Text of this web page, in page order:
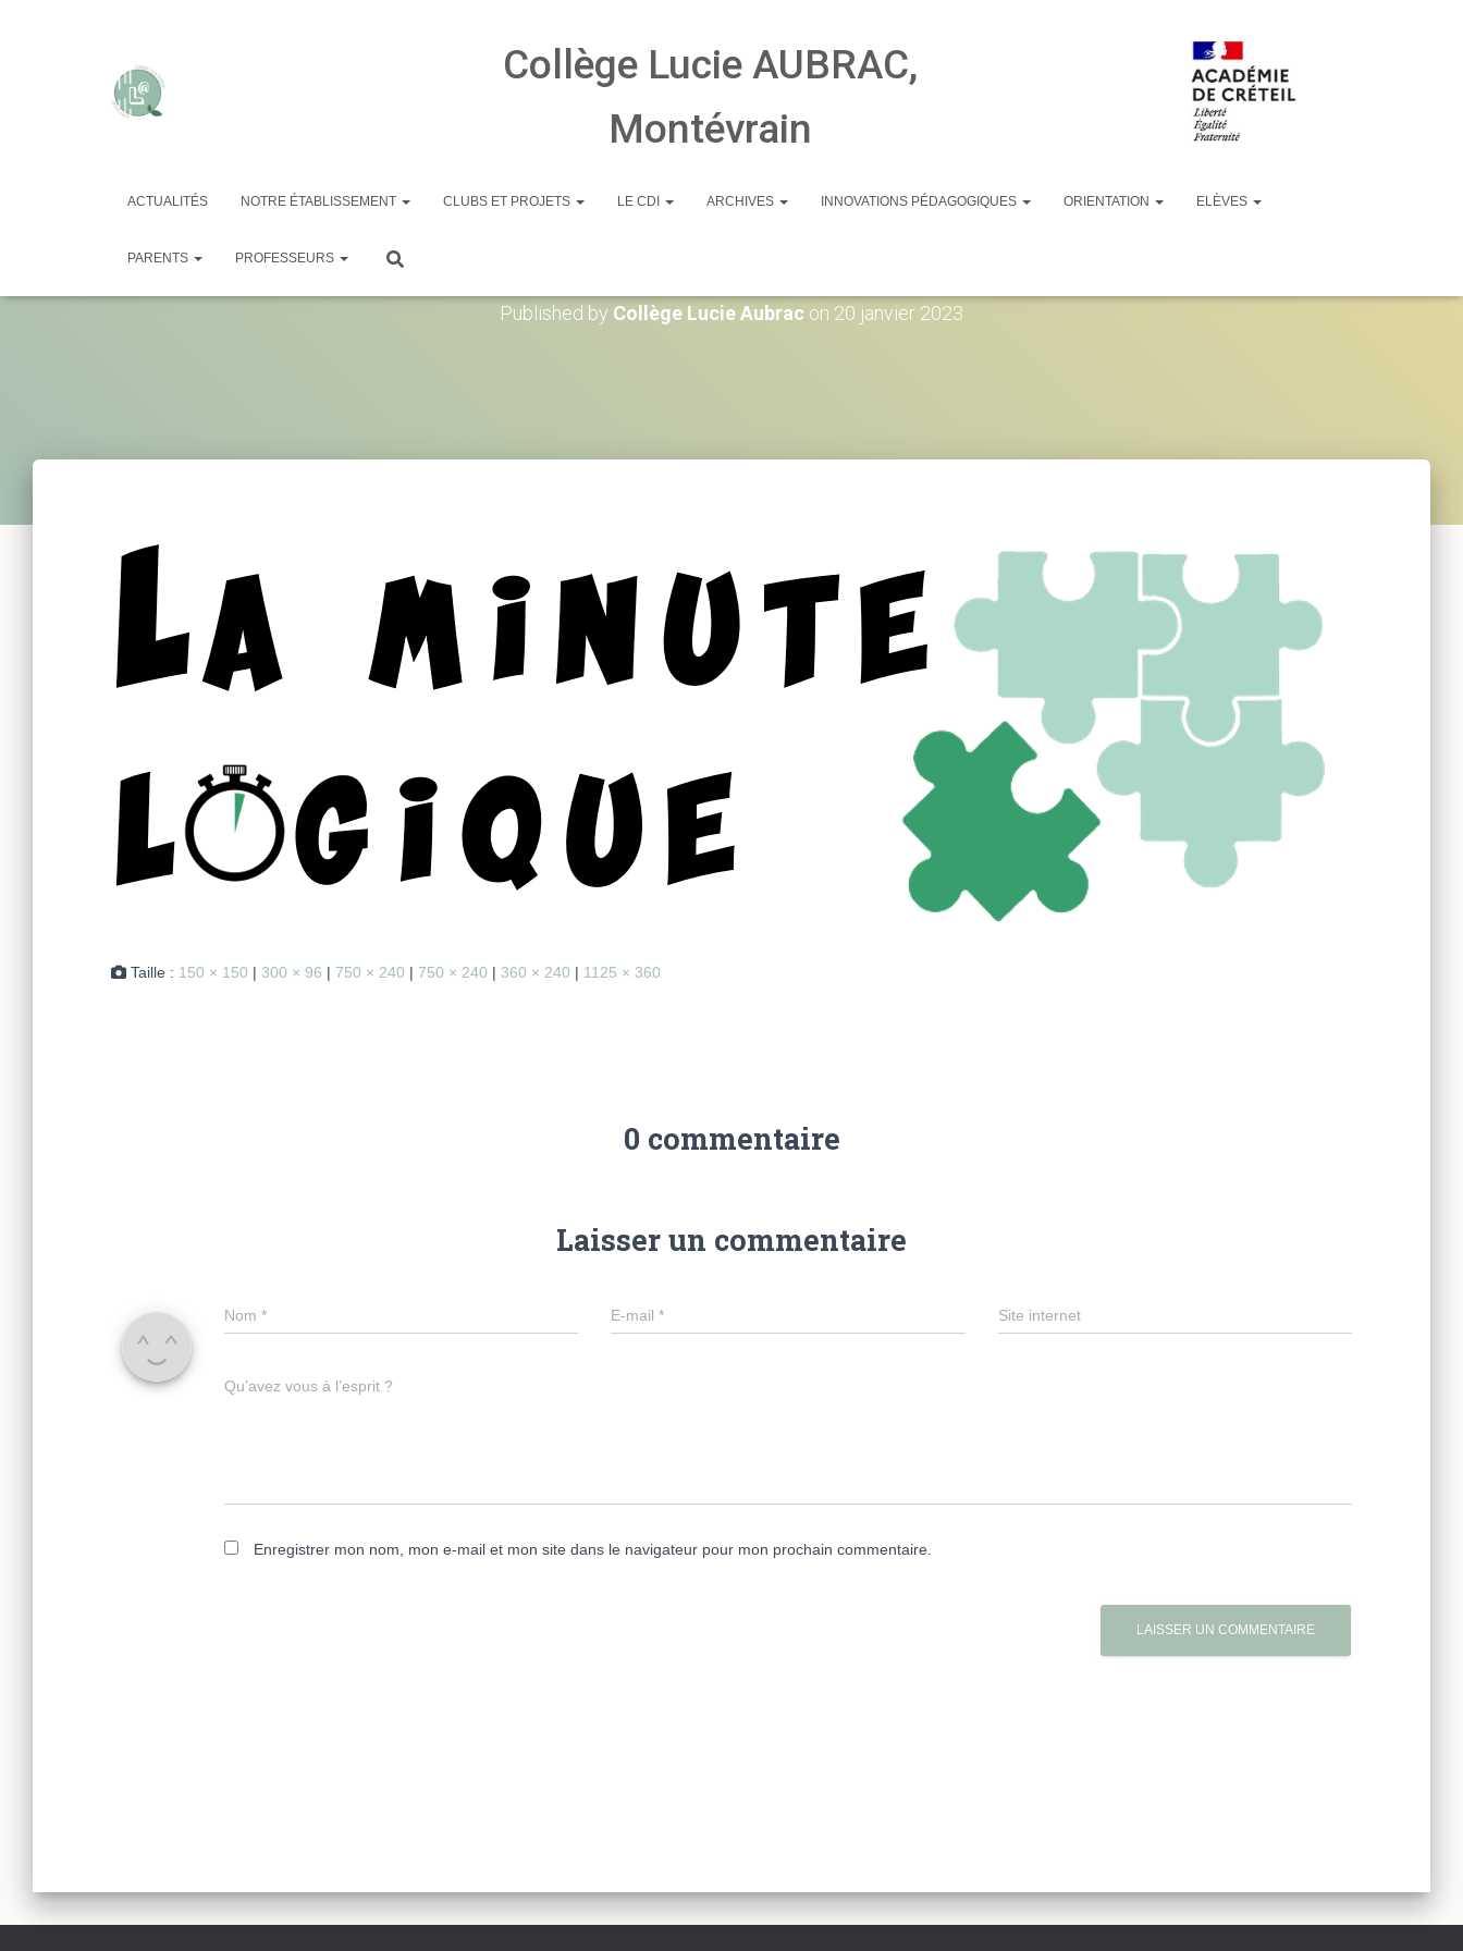
Collège Lucie AUBRAC,
Montévrain
ACTUALITÉS NOTRE ÉTABLISSEMENT CLUBS ET PROJETS LE CDI ARCHIVES INNOVATIONS PÉDAGOGIQUES ORIENTATION ELÈVES
PARENTS PROFESSEURS
Published by Collège Lucie Aubrac on 20 janvier 2023
Taille : 150 × 150 | 300 × 96 | 750 × 240 | 750 × 240 | 360 × 240 | 1125 × 360
0 commentaire
Laisser un commentaire
Nom * E-mail* Site internet
Qu’avez vous à l’esprit ?
Enregistrer mon nom, mon e-mail et mon site dans le navigateur pour mon prochain commentaire.